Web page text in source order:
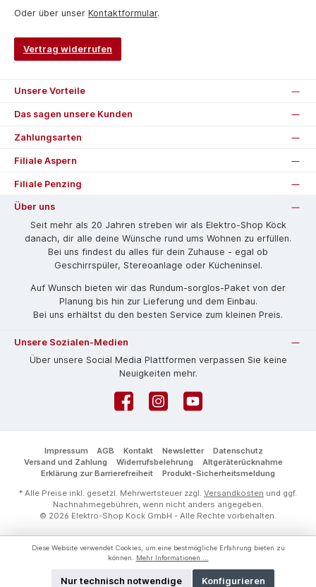
Oder über unser Kontaktformular.
Vertrag widerrufen
Unsere Vorteile
Das sagen unsere Kunden
Zahlungsarten
Filiale Aspern
Filiale Penzing
Über uns
Seit mehr als 20 Jahren streben wir als Elektro-Shop Köck
danach, dir alle deine Wünsche rund ums Wohnen zu erfüllen.
Bei uns findest du alles für dein Zuhause - egal ob
Geschirrspüler, Stereoanlage oder Kücheninsel.
Auf Wunsch bieten wir das Rund­um-sorg­los-Pa­ket von der
Planung bis hin zur Lieferung und dem Einbau.
Bei uns erhältst du den besten Service zum kleinen Preis.
Unsere Sozialen-Medien
Über unsere Social Media Plattformen verpassen Sie keine
Neuigkeiten mehr.
FacebookInstagramYouTube
Impressum AGB Kontakt Newsletter
Datenschutz
Versand und Zahlung
Widerrufsbelehrung
Altgeräterücknahme
Erklärung zur Barrierefreiheit
Produkt-Sicherheitsmeldung
* Alle Preise inkl. gesetzl. Mehrwertsteuer zzgl. Versandkosten und ggf.
Nachnahmegebühren, wenn nicht anders angegeben.
© 2026 Elektro-Shop Köck GmbH - Alle Rechte vorbehalten.
Diese Website verwendet Cookies, um eine bestmögliche Erfahrung bieten zu
können.
Mehr Informationen ...
Nur technisch notwendige Konfigurieren